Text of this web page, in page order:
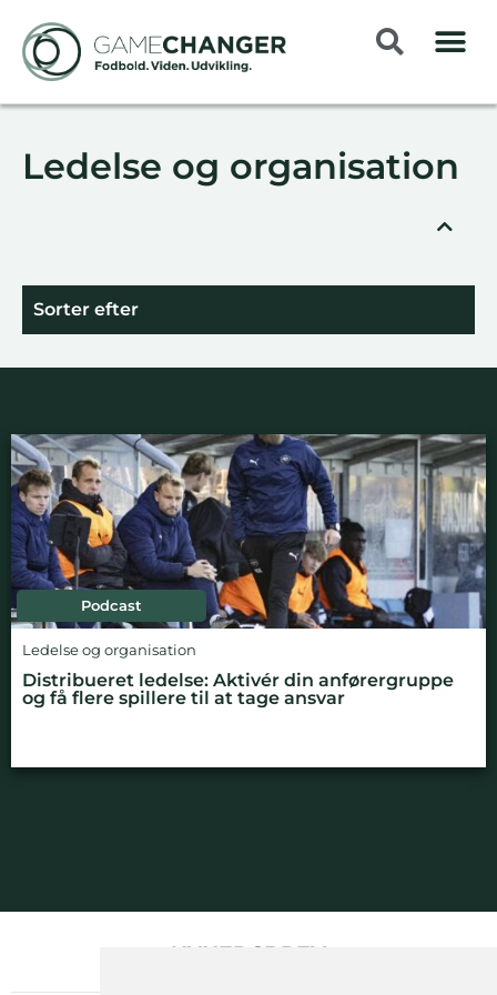
Ledelse og organisation
Sorter efter
Podcast
Ledelse og organisation
Distribueret ledelse: Aktivér din anførergruppe
og få flere spillere til at tage ansvar
NYHEDSBREV